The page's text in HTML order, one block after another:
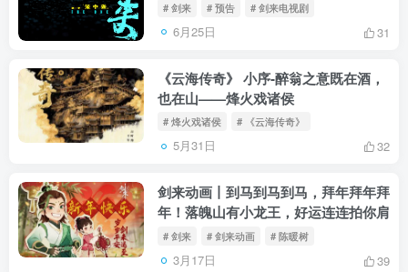
# 剑来 # 预告 # 剑来电视剧
6月25日 31
《云海传奇》 小序-醉翁之意既在酒，
也在山——烽火戏诸侯
# 烽火戏诸侯 # 《云海传奇》
5月31日 32
剑来动画丨到马到马到马，拜年拜年拜
年！落魄山有小龙王，好运连连拍你肩
# 剑来 # 剑来动画 # 陈暖树
3月17日 39